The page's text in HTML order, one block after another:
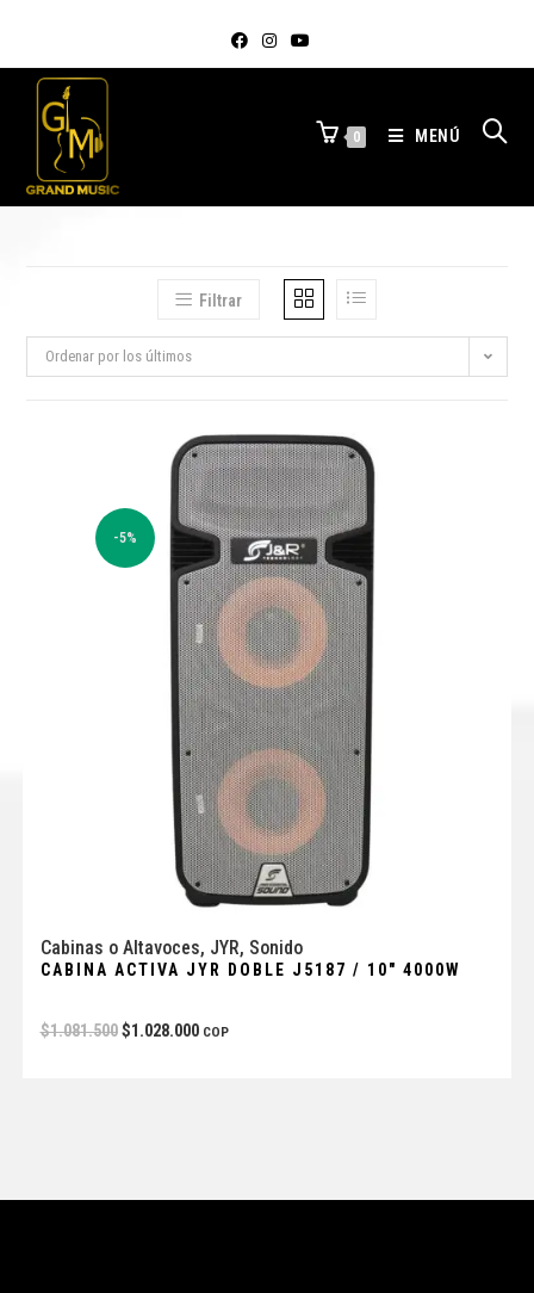
0 MENÚ
Filtrar
Ordenar por los últimos
-5%
Cabinas o Altavoces, JYR, Sonido
CABINA ACTIVA JYR DOBLE J5187 / 10″ 4000W
$1.081.500 $1.028.000 COP